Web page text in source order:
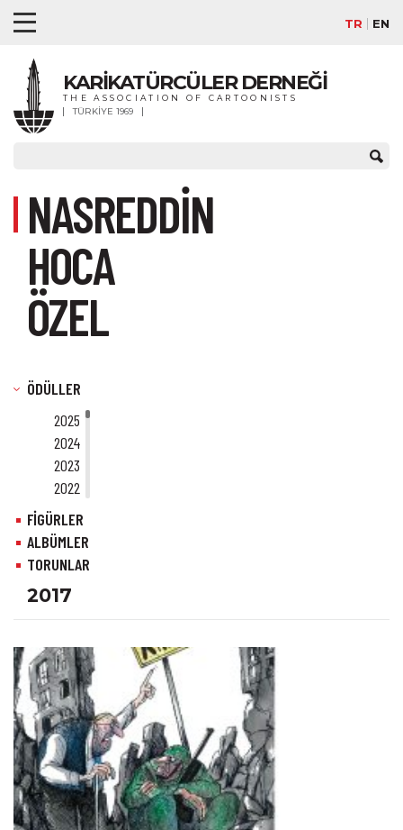
TR EN
KARİKATÜRCÜLER DERNEĞİ
THE ASSOCIATION OF CARTOONISTS
TÜRKİYE 1969
NASREDDİN
HOCA
ÖZEL
ÖDÜLLER
2025
2024
2023
2022
2021
2020
2019
2017
2016
2015
2014
2013
2012
2011
2010
2009
2008
2007
FİGÜRLER
ALBÜMLER
TORUNLAR
2017